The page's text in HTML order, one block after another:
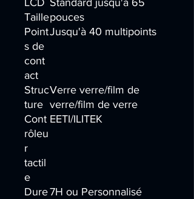
LCD
Taille
Standard jusqu'à 65
pouces
Point
s de
cont
act
Jusqu'à 40 multipoints
Struc
ture
Verre verre/film de
verre/film de verre
Cont
rôleu
r
tactil
e
EETI/ILITEK
Dure7H ou Personnalisé